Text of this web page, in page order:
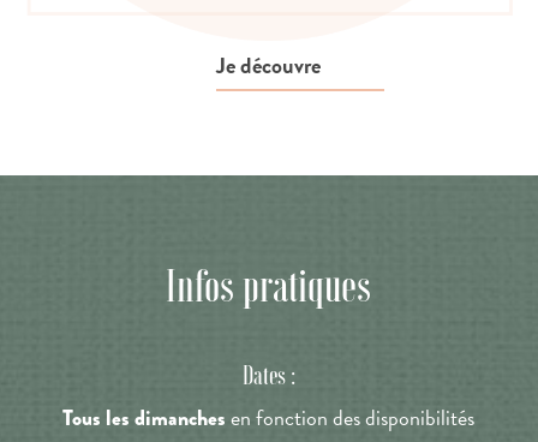
Je découvre
Infos pratiques
Dates :
Tous les dimanchesen fonction des disponibilités